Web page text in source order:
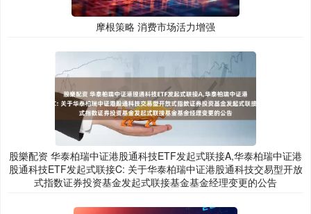
摩根策略 消费市场活力增强
股樂配资 华泰柏瑞中证港股通科技ETF发起式联接A,华泰柏瑞中证港
股通科技ETF发起式联接C: 关于华泰柏瑞中证港股通科技交易型开放
式指数证券投资基金发起式联接基金基金经理变更的公告